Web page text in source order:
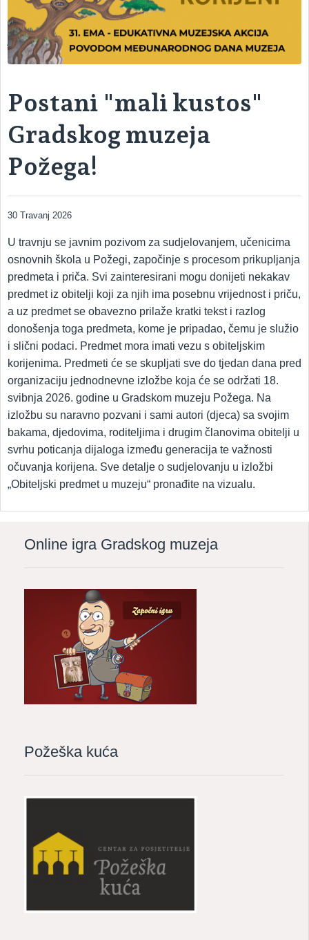
ARHEOLOŠKI ODJEL – odjel s kojim započinje povijest muzeja
Postani "mali kustos"
Gradskog muzeja
Požega!
30 Travanj 2026
U travnju se javnim pozivom za sudjelovanjem, učenicima
osnovnih škola u Požegi, započinje s procesom prikupljanja
predmeta i priča. Svi zainteresirani mogu donijeti nekakav
predmet iz obitelji koji za njih ima posebnu vrijednost i priču,
a uz predmet se obavezno prilaže kratki tekst i razlog
donošenja toga predmeta, kome je pripadao, čemu je služio
i slični podaci. Predmet mora imati vezu s obiteljskim
korijenima. Predmeti će se skupljati sve do tjedan dana pred
organizaciju jednodnevne izložbe koja će se održati 18.
svibnja 2026. godine u Gradskom muzeju Požega. Na
izložbu su naravno pozvani i sami autori (djeca) sa svojim
bakama, djedovima, roditeljima i drugim članovima obitelji u
svrhu poticanja dijaloga između generacija te važnosti
očuvanja korijena. Sve detalje o sudjelovanju u izložbi
„Obiteljski predmet u muzeju“ pronađite na vizualu.
Online igra Gradskog muzeja
Požeška kuća